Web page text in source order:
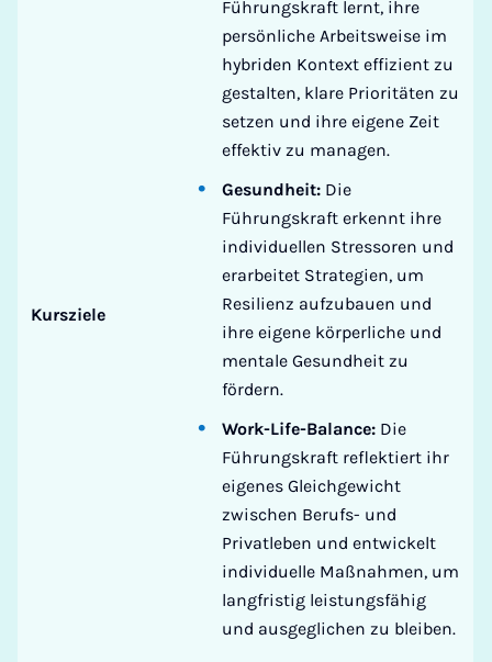
Kursziele
Führungskraft lernt, ihre
persönliche Arbeitsweise im
hybriden Kontext effizient zu
gestalten, klare Prioritäten zu
setzen und ihre eigene Zeit
effektiv zu managen.
Gesundheit: Die
Führungskraft erkennt ihre
individuellen Stressoren und
erarbeitet Strategien, um
Resilienz aufzubauen und
ihre eigene körperliche und
mentale Gesundheit zu
fördern.
Work-Life-Balance: Die
Führungskraft reflektiert ihr
eigenes Gleichgewicht
zwischen Berufs- und
Privatleben und entwickelt
individuelle Maßnahmen, um
langfristig leistungsfähig
und ausgeglichen zu bleiben.